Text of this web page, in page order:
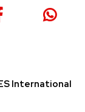
International